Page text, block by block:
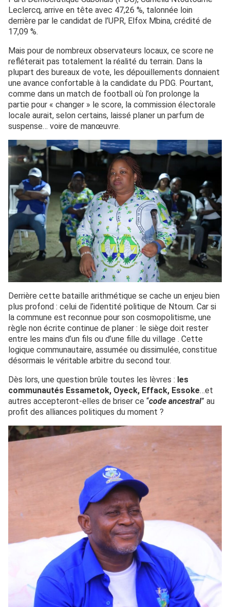
Leclercq, arrive en tête avec 47,26 %, talonnée loin
derrière par le candidat de l’UPR, Elfox Mbina, crédité de
17,09 %.
Mais pour de nombreux observateurs locaux, ce score ne
refléterait pas totalement la réalité du terrain. Dans la
plupart des bureaux de vote, les dépouillements donnaient
une avance confortable à la candidate du PDG. Pourtant,
comme dans un match de football où l’on prolonge la
partie pour « changer » le score, la commission électorale
locale aurait, selon certains, laissé planer un parfum de
suspense… voire de manœuvre.
Derrière cette bataille arithmétique se cache un enjeu bien
plus profond : celui de l’identité politique de Ntoum. Car si
la commune est reconnue pour son cosmopolitisme, une
règle non écrite continue de planer : le siège doit rester
entre les mains d’un fils ou d’une fille du village . Cette
logique communautaire, assumée ou dissimulée, constitue
désormais le véritable arbitre du second tour.
Dès lors, une question brûle toutes les lèvres : les
communautés Essametok, Oyeck, Effack, Essoke…et
autres accepteront-elles de briser ce “code ancestral” au
profit des alliances politiques du moment ?